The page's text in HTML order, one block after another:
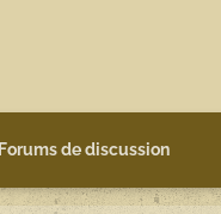
Forums de discussion